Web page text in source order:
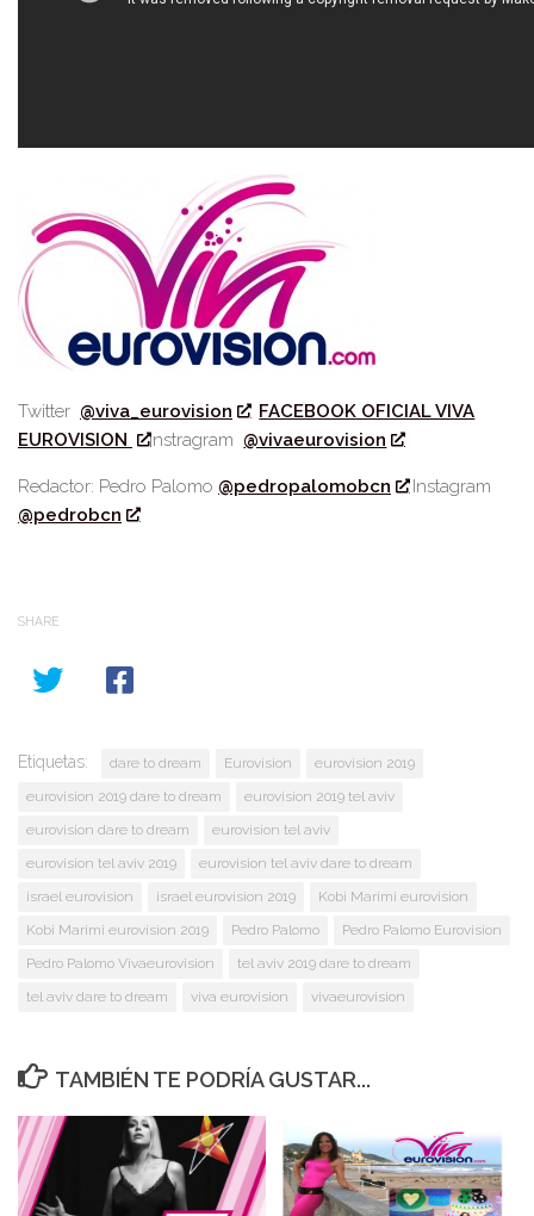
Twitter @viva_eurovision
FACEBOOK OFICIAL VIVA
EUROVISION
Instragram @vivaeurovision
Redactor: Pedro Palomo @pedropalomobcn
Instagram
@pedrobcn
SHARE
Etiquetas: dare to dream Eurovision
eurovision 2019
eurovision 2019 dare to dream
eurovision 2019 tel aviv
eurovision dare to dream
eurovision tel aviv
eurovision tel aviv 2019
eurovision tel aviv dare to dream
israel eurovision
israel eurovision 2019
Kobi Marimi eurovision
Kobi Marimi eurovision 2019
Pedro Palomo
Pedro Palomo Eurovision
Pedro Palomo Vivaeurovision
tel aviv 2019 dare to dream
tel aviv dare to dream
viva eurovision vivaeurovision
TAMBIÉN TE PODRÍA GUSTAR...